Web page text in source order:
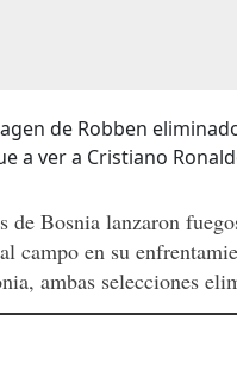
de Bosnia lanzaron
campo en su
ambas selecciones